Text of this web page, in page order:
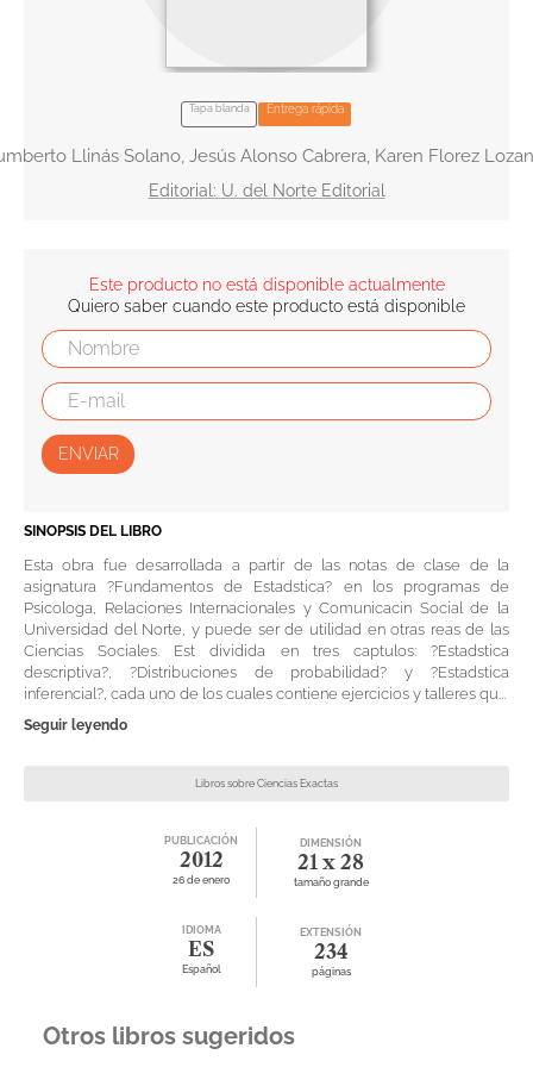
Tapa blanda Entrega rápida
Llinás Solano, Jesús Alonso Cabrera, Karen Florez
U. del Norte Editorial
Este producto no está disponible actualmente
Quiero saber cuando este producto está disponible
ENVIAR
SINOPSIS DEL LIBRO
Esta obra fue desarrollada a partir de las notas de clase de la
asignatura ?Fundamentos de Estadstica? en los programas de
Psicologa, Relaciones Internacionales y Comunicacin Social de la
Universidad del Norte, y puede ser de utilidad en otras reas de las
Ciencias Sociales. Est dividida en tres captulos: ?Estadstica
descriptiva?, ?Distribuciones de probabilidad? y ?Estadstica
inferencial?, cada uno de los cuales contiene ejercicios y talleres qu...
Seguir leyendo
Libros sobre Ciencias Exactas
PUBLICACIÓN
2012
26 de enero
DIMENSIÓN
21 x 28
tamaño grande
IDIOMA
ES
Español
EXTENSIÓN
234
páginas
Otros libros sugeridos